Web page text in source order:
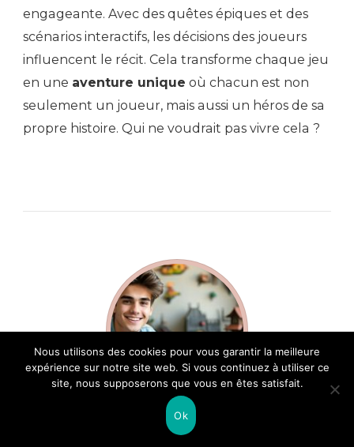
engageante. Avec des quêtes épiques et des
scénarios interactifs, les décisions des joueurs
influencent le récit. Cela transforme chaque jeu
en une aventure unique où chacun est non
seulement un joueur, mais aussi un héros de sa
propre histoire. Qui ne voudrait pas vivre cela ?
À propos de l’auteur
Nous utilisons des cookies pour vous garantir la meilleure
expérience sur notre site web. Si vous continuez à utiliser ce
site, nous supposerons que vous en êtes satisfait.
Ok